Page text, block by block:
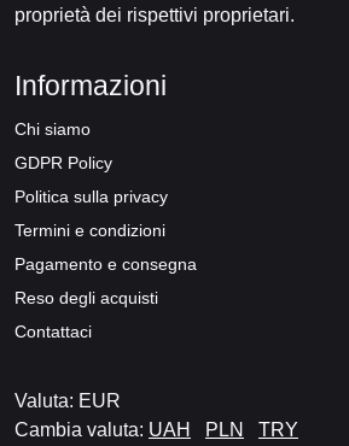
proprietà dei rispettivi proprietari.
Informazioni
Chi siamo
GDPR Policy
Politica sulla privacy
Termini e condizioni
Pagamento e consegna
Reso degli acquisti
Contattaci
Valuta: EUR
Cambia valuta: UAH PLN TRY